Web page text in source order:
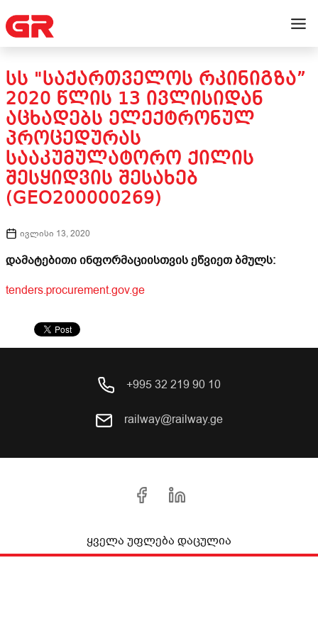
ᲡᲡ "ᲡᲐᲥᲐᲠᲗᲕᲔᲚᲝᲡ ᲠᲙᲘᲜᲘᲒᲖᲐ”
2020 ᲬᲚᲘᲡ 13 ᲘᲕᲚᲘᲡᲘᲓᲐᲜ
ᲐᲪᲮᲐᲓᲔᲑᲡ ᲔᲚᲔᲥᲢᲠᲝᲜᲣᲚ
ᲞᲠᲝᲪᲔᲓᲣᲠᲐᲡ
ᲡᲐᲐᲙᲣᲛᲣᲚᲐᲢᲝᲠᲝ ᲥᲘᲚᲘᲡ
ᲨᲔᲡᲧᲘᲓᲕᲘᲡ ᲨᲔᲡᲐᲮᲔᲑ
(GEO200000269)
ივლისი 13, 2020
დამატებითი ინფორმაციისთვის ეწვიეთ ბმულს:
tenders.procurement.gov.ge
+995 32 219 90 10
railway@railway.ge
ყველა უფლება დაცულია